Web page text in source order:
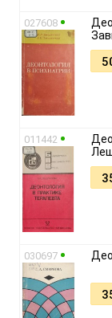
027608
011442
030697